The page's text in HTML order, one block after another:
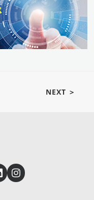
NEXT ＞
Instagram